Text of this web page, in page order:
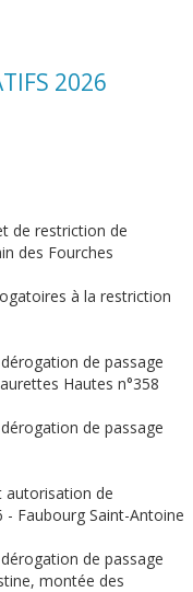
2026
de restriction de
des Fourches
à la restriction
de passage
Hautes n°358
de passage
de
Faubourg Saint-Antoine
de passage
montée des